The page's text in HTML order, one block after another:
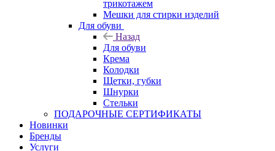
трикотажем
Мешки для стирки изделий
Для обуви
Назад
Для обуви
Крема
Колодки
Щетки, губки
Шнурки
Стельки
ПОДАРОЧНЫЕ СЕРТИФИКАТЫ
Новинки
Бренды
Услуги